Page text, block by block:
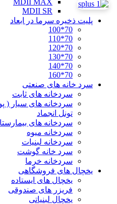
MDII MAX
MDII SR
پلیت ذخیره سرما در ابعاد
70*100
70*110
70*120
70*130
70*140
70*160
سرد خانه های صنعتی
سردخانه های ثابت
سردخانه های سیار (
تونل انجماد
سردخانه های
سردخانه میوه
سردخانه لبنیات
سرد خانه گوشت
سردخانه خرما
یخچال های فروشگاهی
یخچال های ایستاده
فریزر های صندوقی
یخچال لبنیاتی